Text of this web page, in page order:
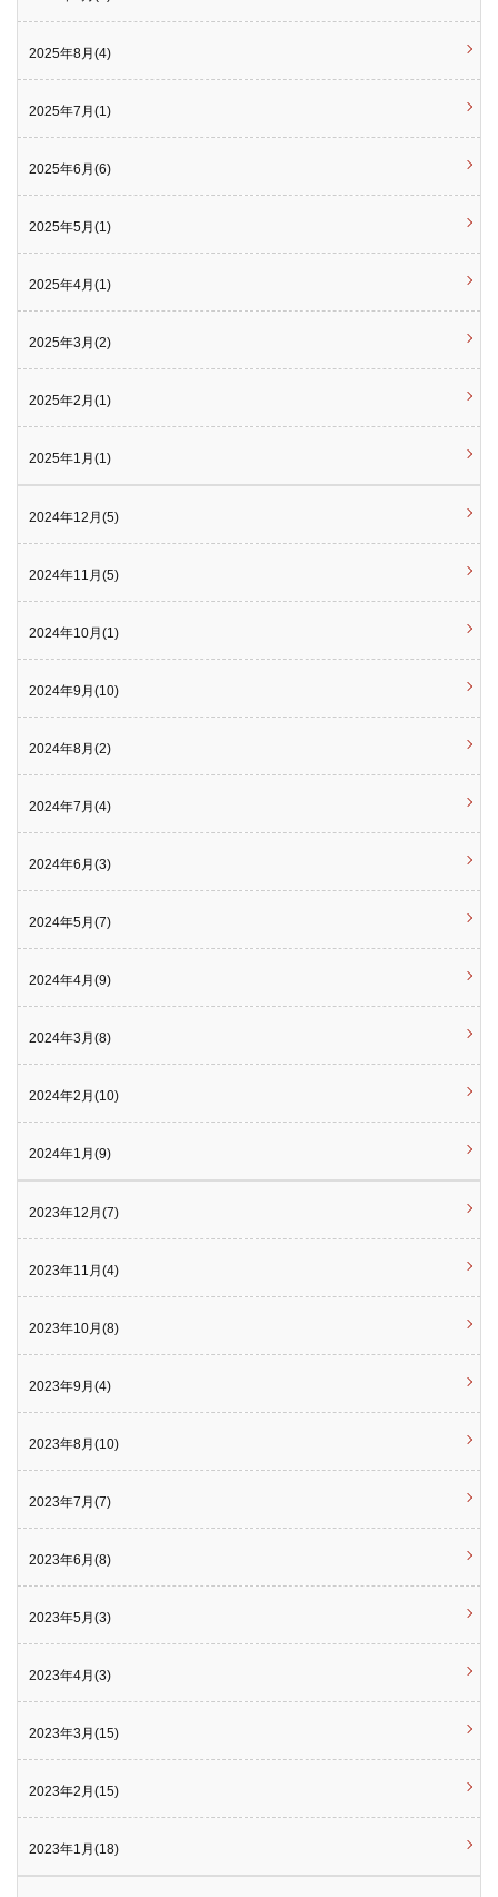
2025年8月(4)
2025年7月(1)
2025年6月(6)
2025年5月(1)
2025年4月(1)
2025年3月(2)
2025年2月(1)
2025年1月(1)
2024年12月(5)
2024年11月(5)
2024年10月(1)
2024年9月(10)
2024年8月(2)
2024年7月(4)
2024年6月(3)
2024年5月(7)
2024年4月(9)
2024年3月(8)
2024年2月(10)
2024年1月(9)
2023年12月(7)
2023年11月(4)
2023年10月(8)
2023年9月(4)
2023年8月(10)
2023年7月(7)
2023年6月(8)
2023年5月(3)
2023年4月(3)
2023年3月(15)
2023年2月(15)
2023年1月(18)